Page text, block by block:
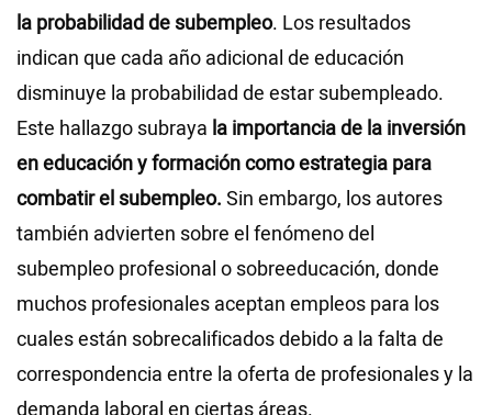
la probabilidad de subempleo. Los resultados
indican que cada año adicional de educación
disminuye la probabilidad de estar subempleado.
Este hallazgo subraya la importancia de la inversión
en educación y formación como estrategia para
combatir el subempleo. Sin embargo, los autores
también advierten sobre el fenómeno del
subempleo profesional o sobreeducación, donde
muchos profesionales aceptan empleos para los
cuales están sobrecalificados debido a la falta de
correspondencia entre la oferta de profesionales y la